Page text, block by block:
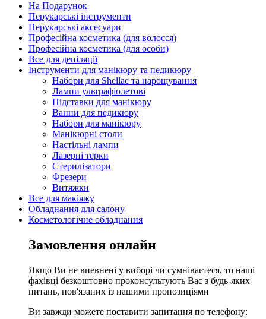
На Подарунок
Перукарські інструменти
Перукарські аксесуари
Професійна косметика (для волосся)
Професійна косметика (для особи)
Все для депіляції
Інструменти для манікюру та педикюру
Набори для Shellac та нарощування
Лампи ультрафіолетові
Підставки для манікюру
Ванни для педикюру
Набори для манікюру
Манікюрні столи
Настільні лампи
Лазерні терки
Стерилізатори
Фрезери
Витяжки
Все для макіяжу
Обладнання для салону
Косметологічне обладнання
Замовлення онлайн
Якщо Ви не впевнені у виборі чи сумніваєтеся, то наші
фахівці безкоштовно проконсультують Вас з будь-яких
питань, пов'язаних із нашими пропозиціями
Ви завжди можете поставити запитання по телефону: